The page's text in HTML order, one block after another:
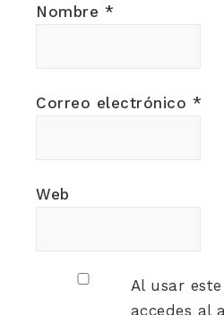
Nombre *
Correo electrónico *
Web
Al usar
accedes al